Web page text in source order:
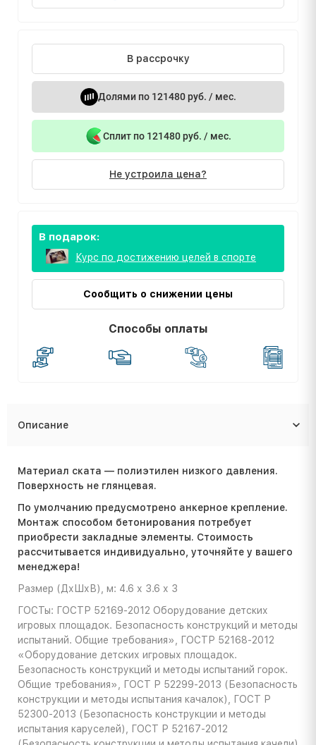
В рассрочку
Долями по 121480 руб. / мес.
Сплит по 121480 руб. / мес.
Не устроила цена?
В подарок:
Курс по достижению целей в спорте
Сообщить о снижении цены
Способы оплаты
Описание
Материал ската — полиэтилен низкого давления.
Поверхность не глянцевая.
По умолчанию предусмотрено анкерное крепление.
Монтаж способом бетонирования потребует
приобрести закладные элементы. Стоимость
расcчитывается индивидуально, уточняйте у вашего
менеджера!
Размер (ДхШхВ), м: 4.6 х 3.6 х 3
ГОСТы: ГОСТР 52169-2012 Оборудование детских
игровых площадок. Безопасность конструкций и методы
испытаний. Общие требования», ГОСТР 52168-2012
«Оборудование детских игровых площадок.
Безопасность конструкций и методы испытаний горок.
Общие требования», ГОСТ Р 52299-2013 (Безопасность
конструкции и методы испытания качалок), ГОСТ Р
52300-2013 (Безопасность конструкции и методы
испытания каруселей), ГОСТ Р 52167-2012